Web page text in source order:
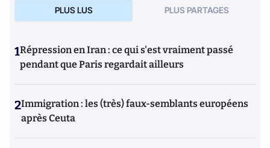
PLUS LUS PLUS PARTAGES
1Répression en Iran : ce qui s'est vraiment passé
pendant que Paris regardait ailleurs
2Immigration : les (très) faux-semblants européens
après Ceuta